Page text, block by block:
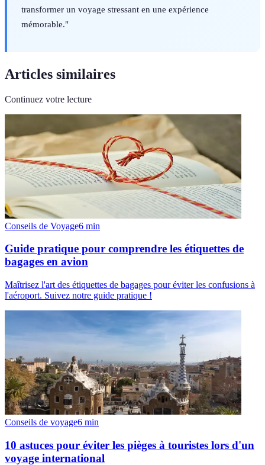
transformer un voyage stressant en une expérience
mémorable."
Articles similaires
Continuez votre lecture
Conseils de Voyage6 min
Guide pratique pour comprendre les étiquettes de
bagages en avion
Maîtrisez l'art des étiquettes de bagages pour éviter les confusions à
l'aéroport. Suivez notre guide pratique !
Conseils de voyage6 min
10 astuces pour éviter les pièges à touristes lors d'un
voyage international